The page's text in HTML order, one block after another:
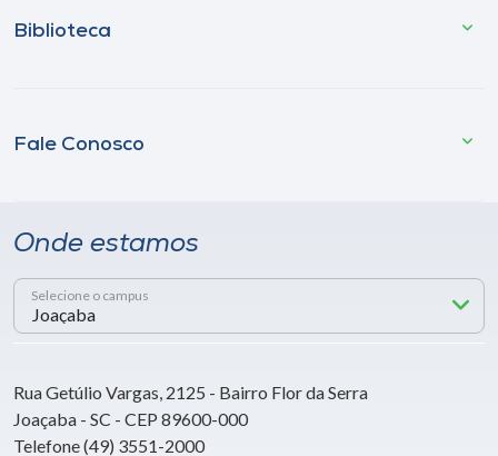
Biblioteca
Fale Conosco
Onde estamos
Selecione o campus
Rua Getúlio Vargas, 2125 - Bairro Flor da Serra
Joaçaba - SC - CEP 89600-000
Telefone (49) 3551-2000